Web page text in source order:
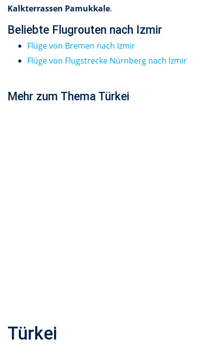
Kalkterrassen Pamukkale.
Beliebte Flugrouten nach Izmir
Flüge von Bremen nach Izmir
Flüge von Flugstrecke Nürnberg nach Izmir
Mehr zum Thema Türkei
Türkei